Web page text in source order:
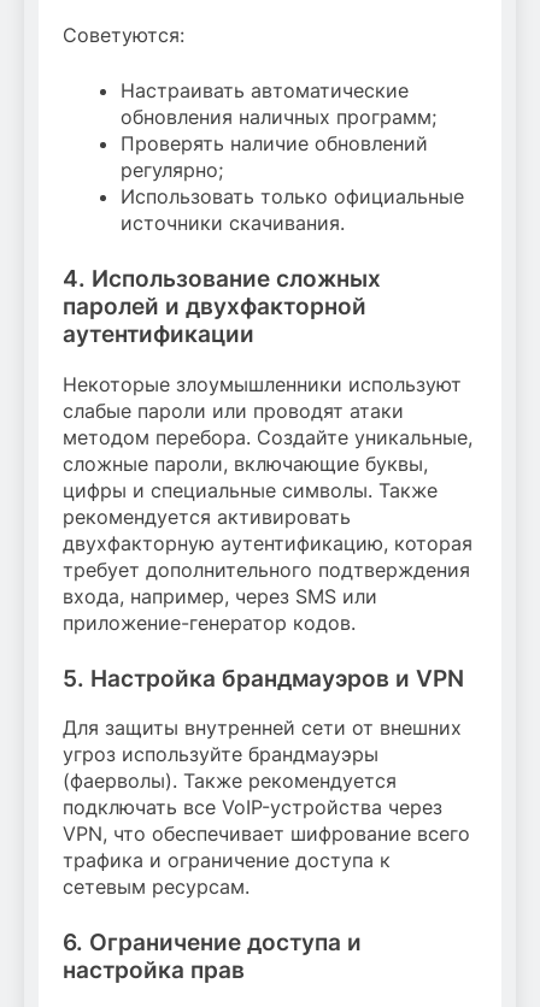
Советуются:
Настраивать автоматические
обновления наличных программ;
Проверять наличие обновлений
регулярно;
Использовать только официальные
источники скачивания.
4. Использование сложных
паролей и двухфакторной
аутентификации
Некоторые злоумышленники используют
слабые пароли или проводят атаки
методом перебора. Создайте уникальные,
сложные пароли, включающие буквы,
цифры и специальные символы. Также
рекомендуется активировать
двухфакторную аутентификацию, которая
требует дополнительного подтверждения
входа, например, через SMS или
приложение-генератор кодов.
5. Настройка брандмауэров и VPN
Для защиты внутренней сети от внешних
угроз используйте брандмауэры
(фаерволы). Также рекомендуется
подключать все VoIP-устройства через
VPN, что обеспечивает шифрование всего
трафика и ограничение доступа к
сетевым ресурсам.
6. Ограничение доступа и
настройка прав